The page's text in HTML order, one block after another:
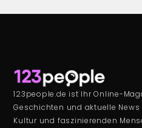
123people.de ist Ihr Online-
Geschichten und aktuelle
Kultur und faszinierenden